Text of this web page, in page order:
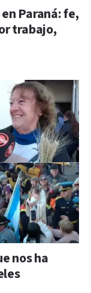
Paraná: fe,
trabajo,
nos ha